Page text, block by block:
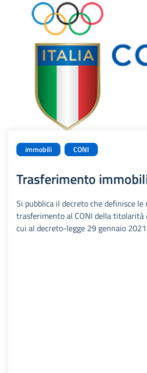
immobili CONI
Trasferimento
Si pubblica il decreto che definisce le
trasferimento al CONI della titolarità
cui al decreto-legge 29 gennaio